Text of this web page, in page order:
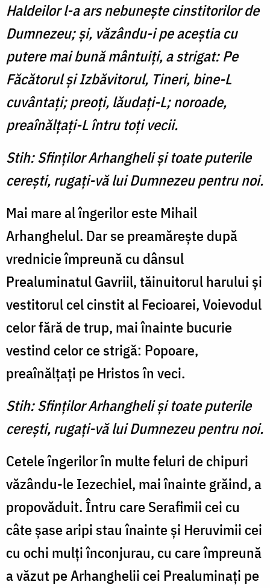
Haldeilor l-a ars nebuneşte cinstitorilor de
Dumnezeu; şi, văzându-i pe aceştia cu
putere mai bună mântuiţi, a strigat: Pe
Făcătorul şi Izbăvitorul, Tineri, bine-L
cuvântaţi; preoţi, lăudaţi-L; noroade,
preaînălţaţi-L întru toţi vecii.
Stih: Sfinţilor Arhangheli şi toate puterile
cereşti, rugaţi-vă lui Dumnezeu pentru noi.
Mai mare al îngerilor este Mihail
Arhanghelul. Dar se preamăreşte după
vrednicie împreună cu dânsul
Prealuminatul Gavriil, tăinuitorul harului şi
vestitorul cel cinstit al Fecioarei, Voievodul
celor fără de trup, mai înainte bucurie
vestind celor ce strigă: Popoare,
preaînălţaţi pe Hristos în veci.
Stih: Sfinţilor Arhangheli şi toate puterile
cereşti, rugaţi-vă lui Dumnezeu pentru noi.
Cetele îngerilor în multe feluri de chipuri
văzându-le Iezechiel, mai înainte grăind, a
propovăduit. Întru care Serafimii cei cu
câte şase aripi stau înainte şi Heruvimii cei
cu ochi mulţi înconjurau, cu care împreună
a văzut pe Arhanghelii cei Prealuminaţi pe